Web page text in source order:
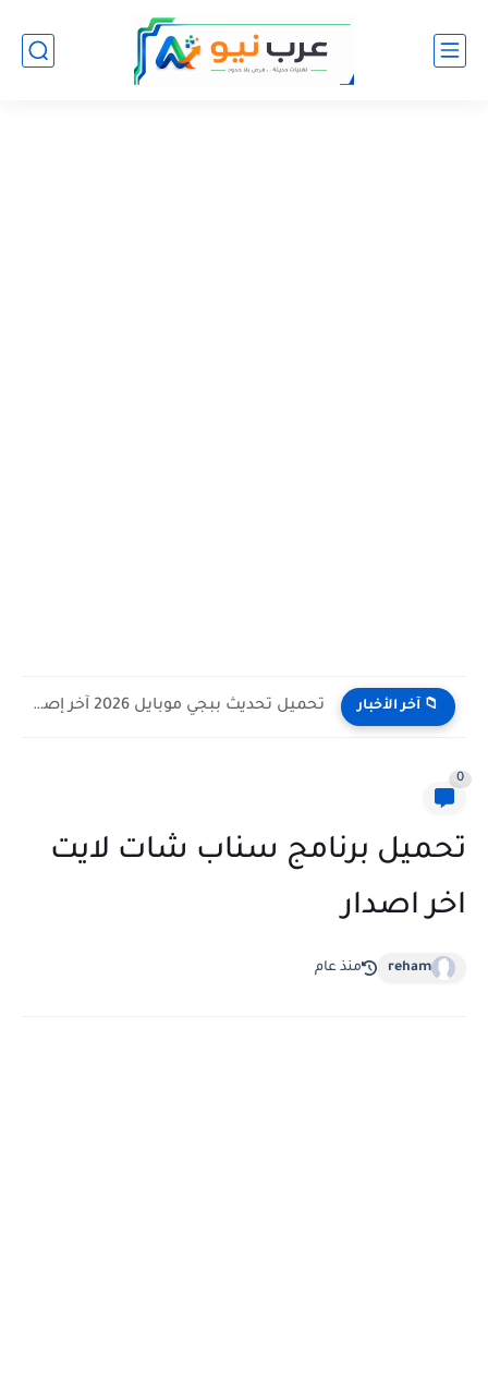
📁 آخر الأخبار تحميل تحديث ببجي موبايل 2026 آخر إصدار للأندرويد والآيفون
0
تحميل برنامج سناب شات لايت
اخر اصدار
reham منذ عام